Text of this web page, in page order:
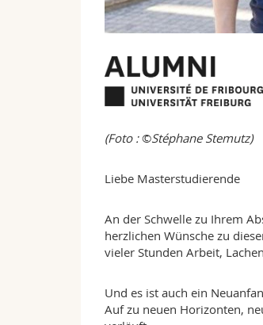
(Foto :©Stéphane Stemutz)
Liebe Masterstudierende
An der Schwelle zu Ihrem
herzlichen Wünsche zu
vieler Stunden Arbeit,
Und es ist auch ein
Auf zu neuen Horizonten,